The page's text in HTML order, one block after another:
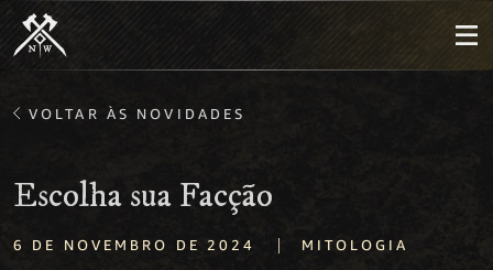
VOLTAR ÀS NOVIDADES
Escolha sua Facção
6 DE NOVEMBRO DE 2024 | MITOLOGIA